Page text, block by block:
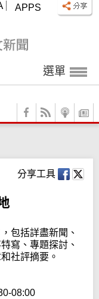
APPS
選單
分享工具
包括詳盡新聞、
寫、專題探討、
社評摘要。
08:00